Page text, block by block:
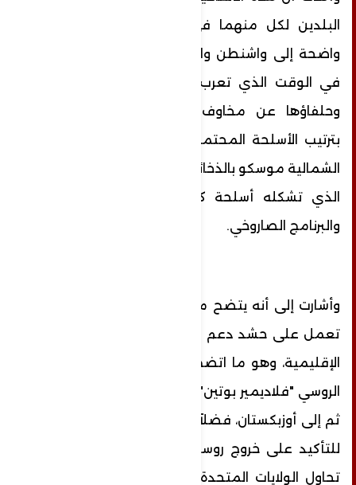
البلدين لكل منهما في حالة العدوان رسالة
واضحة إلى واشنطن والغرب، خاصةً وأنها تأتي
في الوقت الذي تعرب فيه الولايات المتحدة
وحلفاؤها عن مخاوف متزايدة بشأن مزاعم
بترتيب الأسلحة المحتمل الذي تزود فيه كوريا
الشمالية موسكو بالذخائر والمخاوف من التهديد
الذي تشكله أسلحة كوريا الشمالية النووية.
والبرنامج الصاروخي.
وأشارت إلى أنه يتضح من خلال الزيارة أن روسيا
تعمل على حشد دعم القوى الكبرى والفواعل
الإقليمية، وهو ما اتضح ايضاً في زيارة الرئيس
الروسي "فلاديمير بوتين" الأخيرة إلى الصين ومن
ثم إلى أوزبكستان، فضلاً عن توجهه إلى فيتنام،
للتأكيد على خروج روسيا من حالة العزلة التي
تحاول الولايات المتحدة والدول الغربية فرضها